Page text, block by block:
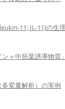
11; IL-11)の生
＝中胚葉誘導物質
変量解析）の実例